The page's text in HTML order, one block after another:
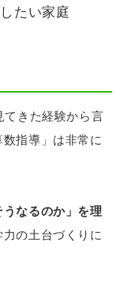
たい家庭
てきた経験から言
指導」は非常に
うなるのか」を理
の土台づくりに